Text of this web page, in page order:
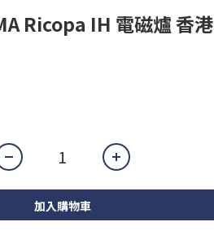
Ricopa IH 電磁爐 香港
加入購物車